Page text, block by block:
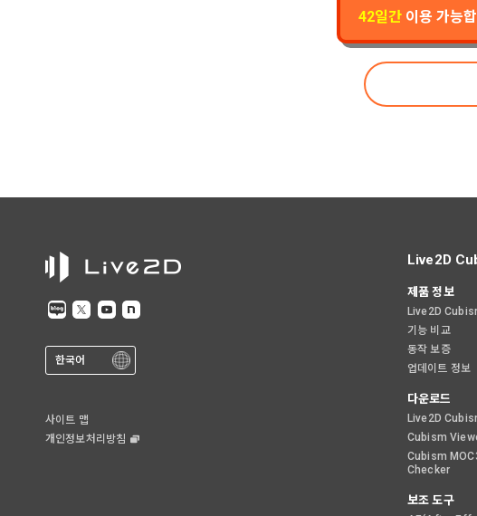
42일간 이용 가능
한국어
사이트 맵
개인정보처리방침
Live2D
제품 정보
Live2D
기능 비교
동작 보증
업데이트 정보
다운로드
Live2D
Cubism
Cubism
Checker
보조 도구